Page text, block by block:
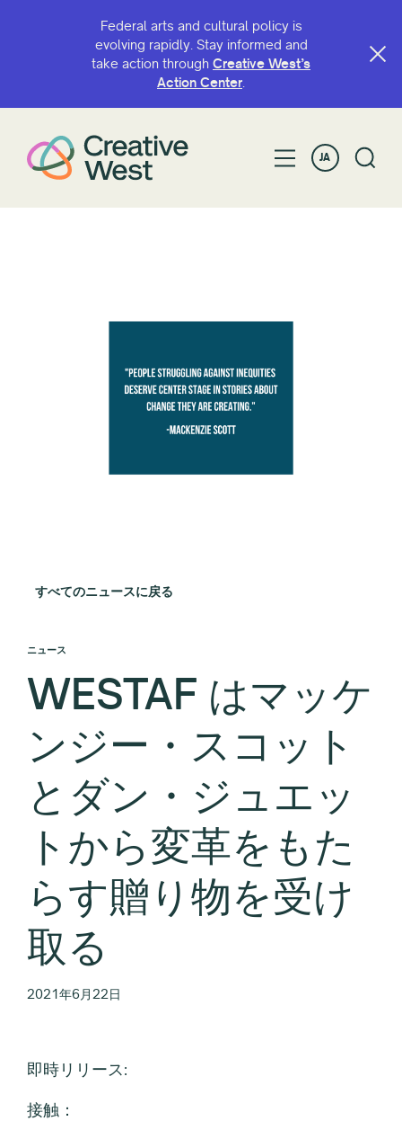
Federal arts and cultural policy is
evolving rapidly. Stay informed and
take action through Creative West’s
Action Center.
JA
すべてのニュースに戻る
ニュース
WESTAF はマッケ
ンジー・スコット
とダン・ジュエッ
トから変革をもた
らす贈り物を受け
取る
2021年6月22日
即時リリース:
接触：